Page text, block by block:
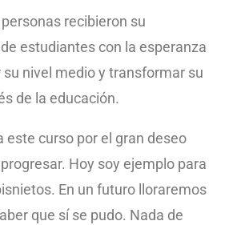
recibieron su
estudiantes con la esperanza
su nivel medio y transformar su
de la educación.
este curso por el gran deseo
Hoy soy ejemplo para
En un futuro lloraremos
que sí se pudo. Nada de